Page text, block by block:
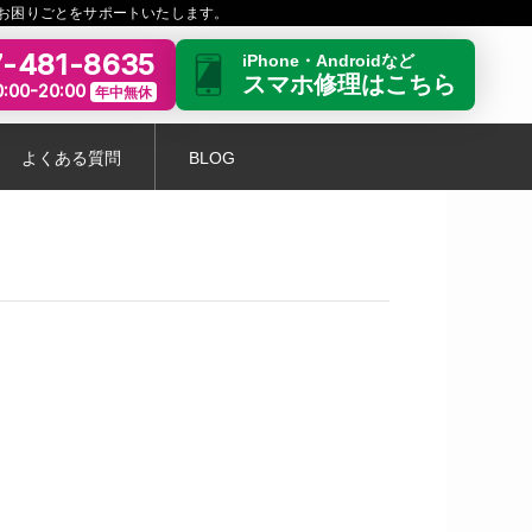
りごとをサポートいたします。
481-8635
20:00 年中無休
iPhone・Androidなど
スマホ修理はこちら
よくある質問 BLOG